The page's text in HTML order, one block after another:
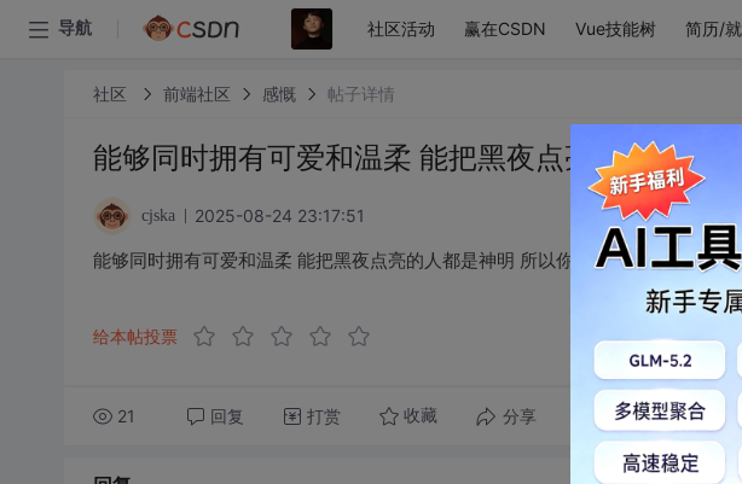
导航 社区活动 赢在CSDN Vue技能树 简历/
社区 前端社区 感慨 帖子详情
能够同时拥有可爱和温柔 能把黑夜点亮的人都是神
cjska 2025-08-24 23:17:51
能够同时拥有可爱和温柔 能把黑夜点亮的人都是神明 所以你是神明.
给本帖投票
21 回复 打赏 收藏 分享 转发到动态